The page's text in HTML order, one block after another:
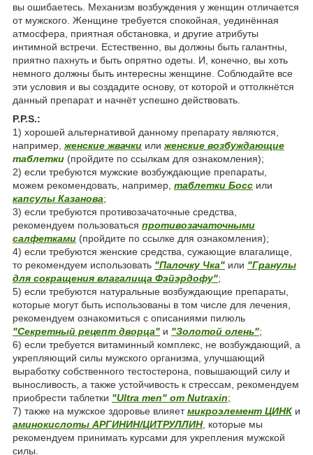
вы ошибаетесь. Механизм возбуждения у женщин отличается
от мужского. Женщине требуется спокойная, уединённая
атмосфера, приятная обстановка, и другие атрибуты
интимной встречи. Естественно, вы должны быть галантны,
приятно пахнуть и быть опрятно одеты. И, конечно, вы хоть
немного должны быть интересны женщине. Соблюдайте все
эти условия и вы создадите основу, от которой и оттолкнётся
данный препарат и начнёт успешно действовать.
P.P.S.:
1) хорошей альтернативой данному препарату являются,
например, женские жвачки или женские возбуждающие
таблетки (пройдите по ссылкам для ознакомления);
2) если требуются мужские возбуждающие препараты,
можем рекомендовать, например, таблетки Босс или
капсулы Казанова;
3) если требуются противозачаточные средства,
рекомендуем пользоваться противозачаточными
салфетками (пройдите по ссылке для ознакомления);
4) если требуются женские средства, сужающие влагалище,
то рекомендуем использовать "Палочку Чка" или "Гранулы
для сокращения влагалища Фэйэрдофу";
5) если требуются натуральные возбуждающие препараты,
которые могут быть использованы в том числе для лечения,
рекомендуем ознакомиться с описаниями пилюль
"Секретный рецепт дворца" и "Золотой олень";
6) если требуется витаминный комплекс, не возбуждающий, а
укрепляющий силы мужского организма, улучшающий
выработку собственного тестостерона, повышающий силу и
выносливость, а также устойчивость к стрессам, рекомендуем
приобрести таблетки "Ultra men" от Nutraxin;
7) также на мужское здоровье влияетмикроэлемент ЦИНКи
аминокислоты АРГИНИН/ЦИТРУЛЛИН, которые мы
рекомендуем принимать курсами для укрепления мужской
силы.